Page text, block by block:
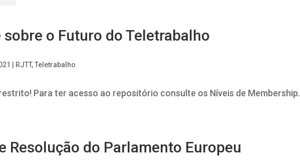
sobre o Futuro do Teletrabalho
RJTT,Teletrabalho
Para ter acesso ao repositório consulte os Níveis de Membership.
Resolução do Parlamento Europeu